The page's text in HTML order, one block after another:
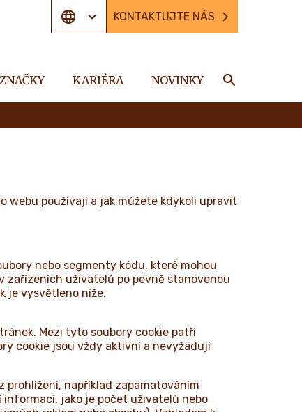
KARIÉRA NOVINKY
KONTAKTUJTE NÁS
webu používají a jak můžete kdykoli upravit
nebo segmenty kódu, které mohou
zařízeních uživatelů po pevně stanovenou
je vysvětleno níže.
Mezi tyto soubory cookie patří
cookie jsou vždy aktivní a nevyžadují
prohlížení, například zapamatováním
jako je počet uživatelů nebo